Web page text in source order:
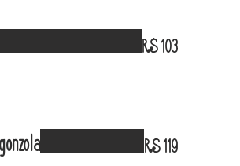
R$ 103
R$ 119